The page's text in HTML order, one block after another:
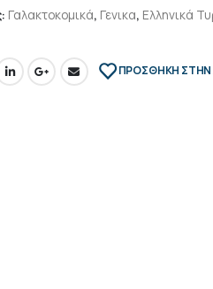
Γαλακτοκομικά, Γενικα, Ελληνικά
ΠΡΌΣΘΉΚΗ ΣΤΗΝ